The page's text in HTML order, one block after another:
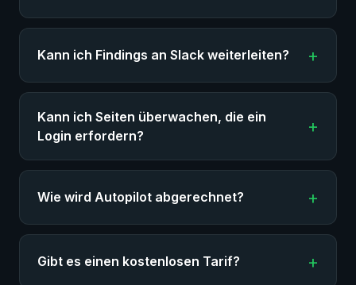
Kann ich Findings an Slack weiterleiten?
Kann ich Seiten überwachen, die ein
Login erfordern?
Wie wird Autopilot abgerechnet?
Gibt es einen kostenlosen Tarif?